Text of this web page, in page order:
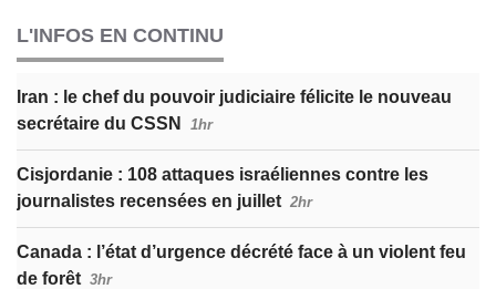
L'INFOS EN CONTINU
Iran : le chef du pouvoir judiciaire félicite le nouveau
secrétaire du CSSN
1hr
Cisjordanie : 108 attaques israéliennes contre les
journalistes recensées en juillet 2hr
Canada : l’état d’urgence décrété face à un violent feu
de forêt 3hr